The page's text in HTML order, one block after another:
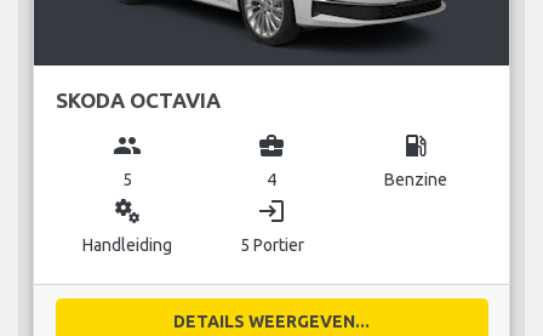
SKODA OCTAVIA
group
5
business_center
4
local_gas_station
Benzine
miscellaneous_services
Handleiding
login
5 Portier
DETAILS WEERGEVEN...